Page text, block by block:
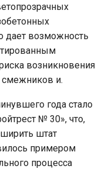
дает возможность
возникновения
смежников и.
года стало
№ 30», что,
штат
примером
процесса